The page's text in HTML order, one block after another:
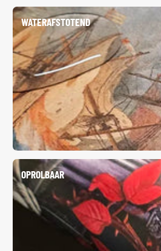
WATERAFSTOTEND
OPROLBAAR